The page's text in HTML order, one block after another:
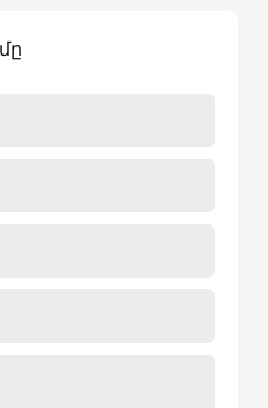
կաբինետը
նրանց, առաջարկելով